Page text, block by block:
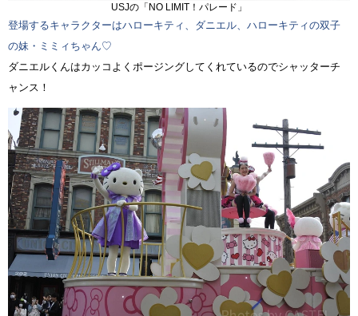
USJの「NO LIMIT！パレード」
登場するキャラクターはハローキティ、ダニエル、ハローキティの双子
の妹・ミミィちゃん♡
ダニエルくんはカッコよくポージングしてくれているのでシャッターチ
ャンス！